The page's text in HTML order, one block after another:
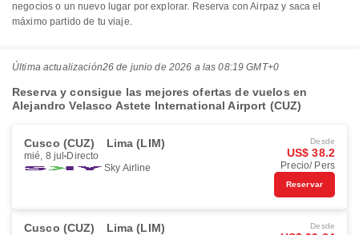
negocios o un nuevo lugar por explorar. Reserva con Airpaz y saca el
máximo partido de tu viaje.
Última actualización26 de junio de 2026 a las 08:19 GMT+0
Reserva y consigue las mejores ofertas de vuelos en
Alejandro Velasco Astete International Airport (CUZ)
Cusco (CUZ) Lima (LIM)
mié, 8 jul Directo
Sky Airline
Desde
US$ 38.2
Precio/ Pers
Reservar
Cusco (CUZ) Lima (LIM) Desde